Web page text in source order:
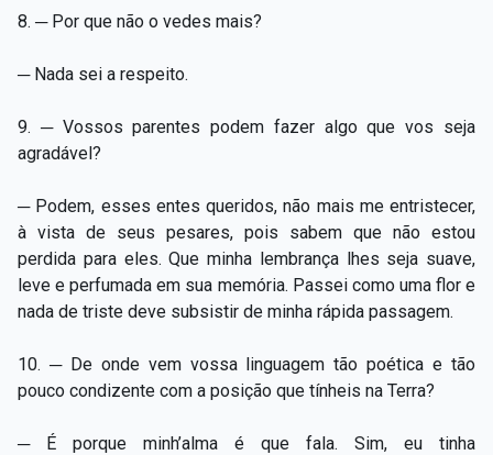
8. ─ Por que não o vedes mais?
─ Nada sei a respeito.
9. ─ Vossos parentes podem fazer algo que vos seja
agradável?
─ Podem, esses entes queridos, não mais me entristecer,
à vista de seus pesares, pois sabem que não estou
perdida para eles. Que minha lembrança lhes seja suave,
leve e perfumada em sua memória. Passei como uma flor e
nada de triste deve subsistir de minha rápida passagem.
10. ─ De onde vem vossa linguagem tão poética e tão
pouco condizente com a posição que tínheis na Terra?
─ É porque minh’alma é que fala. Sim, eu tinha